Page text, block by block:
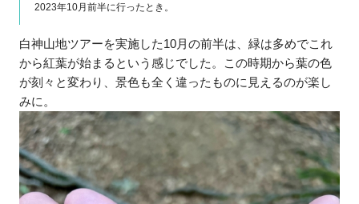
2023年10月前半に行ったとき。
白神山地ツアーを実施した10月の前半は、緑は多めでこれ
から紅葉が始まるという感じでした。この時期から葉の色
が刻々と変わり、景色も全く違ったものに見えるのが楽し
みに。